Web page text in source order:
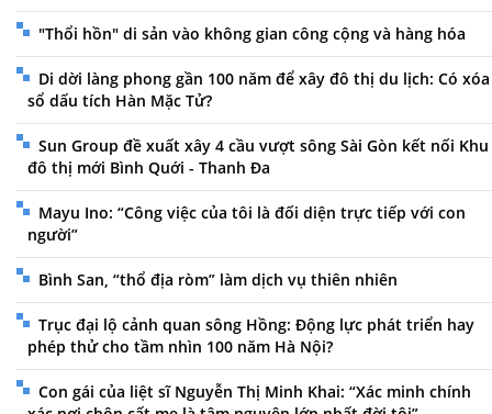
"Thổi hồn" di sản vào không gian công cộng và hàng hóa
Di dời làng phong gần 100 năm để xây đô thị du lịch: Có xóa
sổ dấu tích Hàn Mặc Tử?
Sun Group đề xuất xây 4 cầu vượt sông Sài Gòn kết nối Khu
đô thị mới Bình Quới - Thanh Đa
Mayu Ino: “Công việc của tôi là đối diện trực tiếp với con
người”
Bình San, “thổ địa ròm” làm dịch vụ thiên nhiên
Trục đại lộ cảnh quan sông Hồng: Động lực phát triển hay
phép thử cho tầm nhìn 100 năm Hà Nội?
Con gái của liệt sĩ Nguyễn Thị Minh Khai: “Xác minh chính